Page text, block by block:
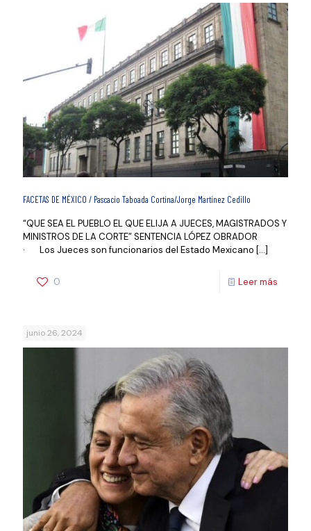
FACETAS DE MÉXICO / Pascacio Taboada Cortina/Jorge Martínez Cedillo
“QUE SEA EL PUEBLO EL QUE ELIJA A JUECES, MAGISTRADOS Y
MINISTROS DE LA CORTE” SENTENCIA LÓPEZ OBRADOR
· Los Jueces son funcionarios del Estado Mexicano […]
0 Leer más
junio 26, 2024